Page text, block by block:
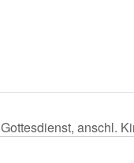
Gottesdienst, anschl.